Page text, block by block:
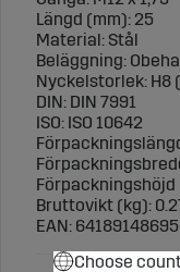
Längd (mm): 25
Material: Stål
Beläggning:
Nyckelstorlek: H8
DIN: DIN 7991
ISO: ISO 10642
Förpackningshöjd
Bruttovikt (kg):
EAN:
Choose